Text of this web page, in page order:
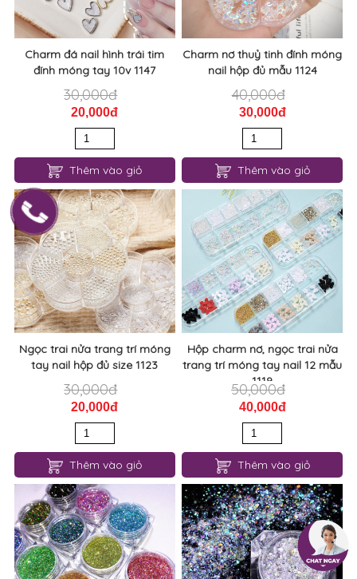
Charm đá nail hình trái tim
đính móng tay 10v 1147
30,000đ
20,000đ
Thêm vào giỏ
Charm nơ thuỷ tinh đính móng
nail hộp đủ mẫu 1124
40,000đ
30,000đ
Thêm vào giỏ
Ngọc trai nửa trang trí móng
tay nail hộp đủ size 1123
30,000đ
20,000đ
Thêm vào giỏ
Hộp charm nơ, ngọc trai nửa
trang trí móng tay nail 12 mẫu
1119
50,000đ
40,000đ
Thêm vào giỏ